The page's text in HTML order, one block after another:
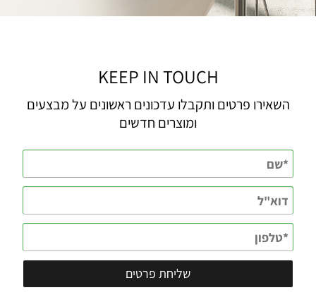
KEEP IN TOUCH
השאירו פרטים ותקבלו עדכונים ראשונים על מבצעים
ומוצרים חדשים